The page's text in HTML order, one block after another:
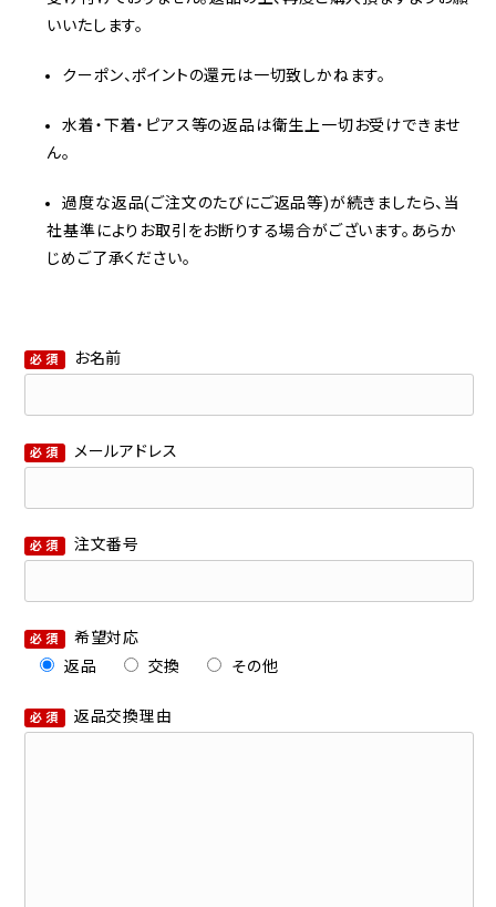
いいたします。
クーポン、ポイントの還元は一切致しかねます。
水着・下着・ピアス等の返品は衛生上一切お受けできませ
ん。
過度な返品(ご注文のたびにご返品等)が続きましたら、当
社基準によりお取引をお断りする場合がございます。あらか
じめご了承ください。
必須 お名前
必須 メールアドレス
必須 注文番号
必須
希望対応
返品
交換 その他
必須 返品交換理由